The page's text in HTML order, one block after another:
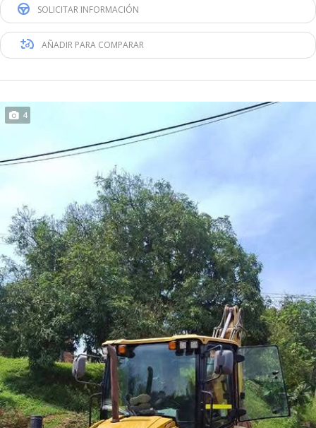
SOLICITAR INFORMACIÓN
AÑADIR PARA COMPARAR
4